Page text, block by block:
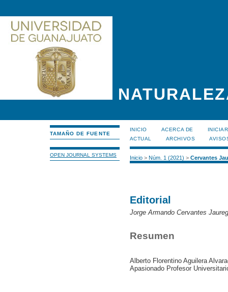
TAMAÑO DE FUENTE
OPEN JOURNAL SYSTEMS
INICIO ACERCA DE
ACTUAL
ARCHIVOS
Inicio> Núm. 1 (2021) > Cervantes
Editorial
Jorge Armando Cervantes
Resumen
Alberto Florentino Aguilera
Apasionado Profesor